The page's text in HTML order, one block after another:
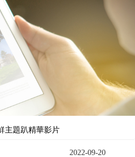
主題趴精華影片
2022-09-20